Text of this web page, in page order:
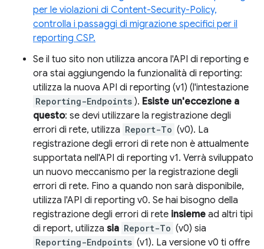
per le violazioni di Content-Security-Policy,
controlla i passaggi di migrazione specifici per il
reporting CSP.
Se il tuo sito non utilizza ancora l'API di reporting e
ora stai aggiungendo la funzionalità di reporting:
utilizza la nuova API di reporting (v1) (l'intestazione
Reporting-Endpoints ). Esiste un'eccezione a
questo: se devi utilizzare la registrazione degli
errori di rete, utilizza Report-To (v0). La
registrazione degli errori di rete non è attualmente
supportata nell'API di reporting v1. Verrà sviluppato
un nuovo meccanismo per la registrazione degli
errori di rete. Fino a quando non sarà disponibile,
utilizza l'API di reporting v0. Se hai bisogno della
registrazione degli errori di rete insieme ad altri tipi
di report, utilizza sia Report-To (v0) sia
Reporting-Endpoints (v1). La versione v0 ti offre